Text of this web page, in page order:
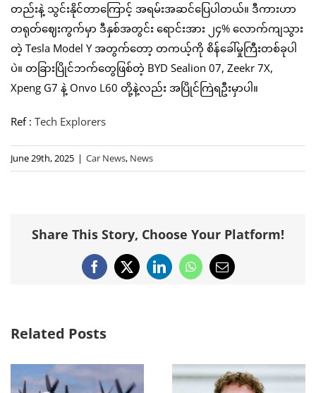
တည်းနဲ့ သွင်းနိုင်တာကြောင့် အရမ်းအဆင်ပြေပါတယ်။ ဒီကားဟာ
တရုတ်ဈေးကွက်မှာ ဒီနှစ်အတွင်း ရောင်းအား ၂၄% လောက်ကျသွား
တဲ့ Tesla Model Y အတွက်တော့ တကယ့်ကို စိန်ခေါ်မှုကြီးတစ်ခုပါ
ပဲ။ တခြားပြိုင်ဘက်တွေဖြစ်တဲ့ BYD Sealion 07, Zeekr 7X,
Xpeng G7 နဲ့ Onvo L60 တို့နဲ့လည်း အပြိုင်ကြဲရဦးမှာပါ။
Ref : Tech Explorers
June 29th, 2025 | Car News, News
Share This Story, Choose Your Platform!
Facebook
X LinkedInWhatsApp
Email
Related Posts